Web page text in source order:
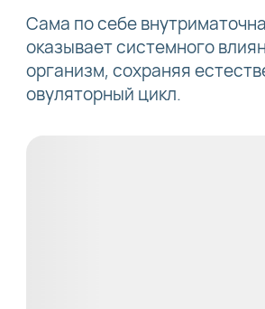
Сама по себе
оказывает системного
организм, сохраняя
овуляторный цикл.